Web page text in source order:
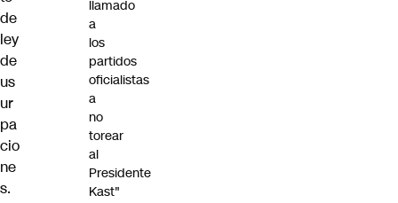
de
ley
de
us
ur
pa
cio
ne
s.
llamado
a
los
partidos
oficialistas
a
no
torear
al
Presidente
Kast"